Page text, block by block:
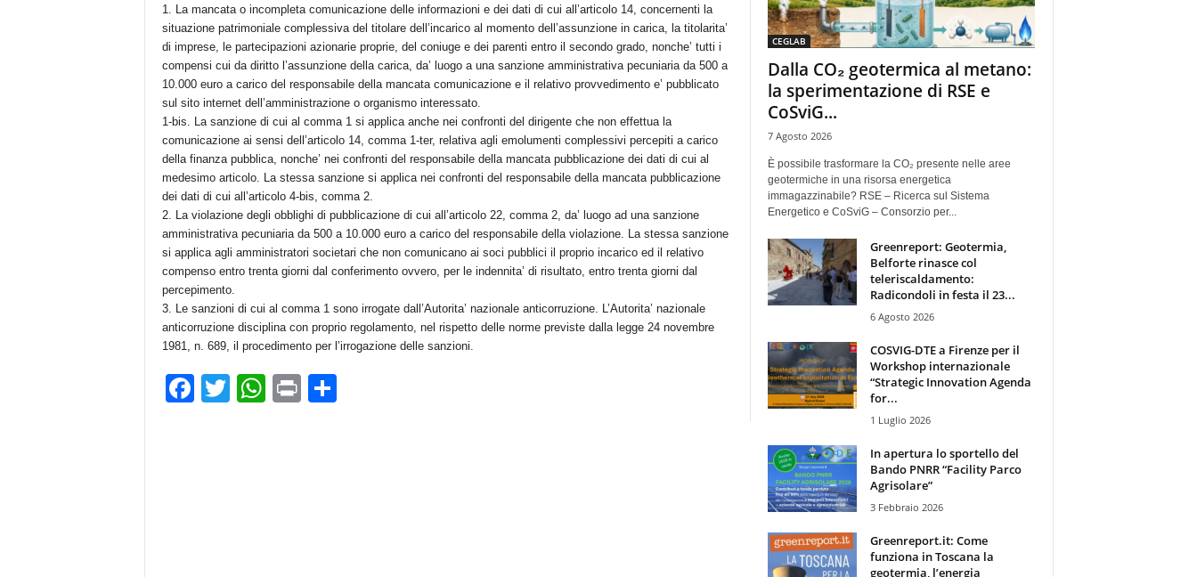
1. La mancata o incompleta comunicazione delle informazioni e dei dati di cui all’articolo 14, concernenti la
situazione patrimoniale complessiva del titolare dell’incarico al momento dell’assunzione in carica, la titolarita’
di imprese, le partecipazioni azionarie proprie, del coniuge e dei parenti entro il secondo grado, nonche’ tutti i
compensi cui da diritto l’assunzione della carica, da’ luogo a una sanzione amministrativa pecuniaria da 500 a
10.000 euro a carico del responsabile della mancata comunicazione e il relativo provvedimento e’ pubblicato
sul sito internet dell’amministrazione o organismo interessato.
1-bis. La sanzione di cui al comma 1 si applica anche nei confronti del dirigente che non effettua la
comunicazione ai sensi dell’articolo 14, comma 1-ter, relativa agli emolumenti complessivi percepiti a carico
della finanza pubblica, nonche’ nei confronti del responsabile della mancata pubblicazione dei dati di cui al
medesimo articolo. La stessa sanzione si applica nei confronti del responsabile della mancata pubblicazione
dei dati di cui all’articolo 4-bis, comma 2.
2. La violazione degli obblighi di pubblicazione di cui all’articolo 22, comma 2, da’ luogo ad una sanzione
amministrativa pecuniaria da 500 a 10.000 euro a carico del responsabile della violazione. La stessa sanzione
si applica agli amministratori societari che non comunicano ai soci pubblici il proprio incarico ed il relativo
compenso entro trenta giorni dal conferimento ovvero, per le indennita’ di risultato, entro trenta giorni dal
percepimento.
3. Le sanzioni di cui al comma 1 sono irrogate dall’Autorita’ nazionale anticorruzione. L’Autorita’ nazionale
anticorruzione disciplina con proprio regolamento, nel rispetto delle norme previste dalla legge 24 novembre
1981, n. 689, il procedimento per l’irrogazione delle sanzioni.
F T W Pr C
CEGLAB
Dalla CO₂ geotermica al metano:
la sperimentazione di RSE e
CoSviG...
7 Agosto 2026
È possibile trasformare la CO₂ presente nelle aree
geotermiche in una risorsa energetica
immagazzinabile? RSE – Ricerca sul Sistema
Energetico e CoSviG – Consorzio per...
Greenreport: Geotermia,
Belforte rinasce col
teleriscaldamento:
Radicondoli in festa il 23...
6 Agosto 2026
COSVIG-DTE a Firenze per il
Workshop internazionale
“Strategic Innovation Agenda
for...
1 Luglio 2026
In apertura lo sportello del
Bando PNRR “Facility Parco
Agrisolare”
3 Febbraio 2026
Greenreport.it: Come
funziona in Toscana la
geotermia, l’energia